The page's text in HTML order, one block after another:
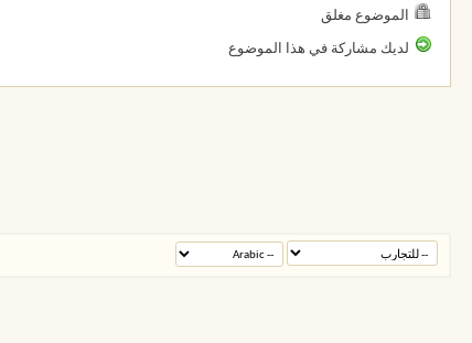
الموضوع مغلق
لديك مشاركة في هذا الموضوع